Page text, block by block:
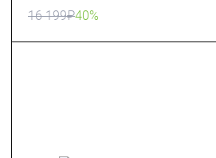
16 199₽40%